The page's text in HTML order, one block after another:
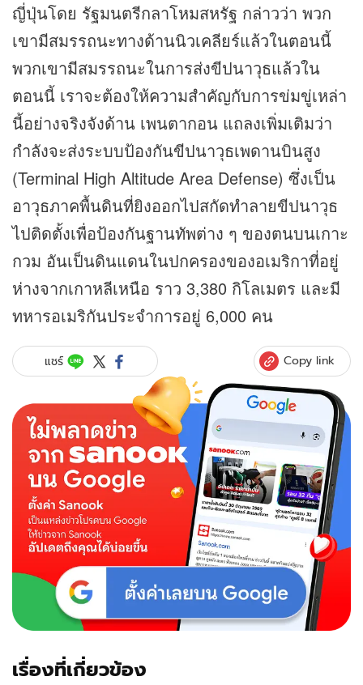
ญี่ปุ่นโดย รัฐมนตรีกลาโหมสหรัฐ กล่าวว่า พวก
เขามีสมรรถนะทางด้านนิวเคลียร์แล้วในตอนนี้
พวกเขามีสมรรถนะในการส่งขีปนาวุธแล้วใน
ตอนนี้ เราจะต้องให้ความสำคัญกับการข่มขู่เหล่า
นี้อย่างจริงจังด้าน เพนตากอน แถลงเพิ่มเติมว่า
กำลังจะส่งระบบป้องกันขีปนาวุธเพดานบินสูง
(Terminal High Altitude Area Defense) ซึ่งเป็น
อาวุธภาคพื้นดินที่ยิงออกไปสกัดทำลายขีปนาวุธ
ไปติดตั้งเพื่อป้องกันฐานทัพต่าง ๆ ของตนบนเกาะ
กวม อันเป็นดินแดนในปกครองของอเมริกาที่อยู่
ห่างจากเกาหลีเหนือ ราว 3,380 กิโลเมตร และมี
ทหารอเมริกันประจำการอยู่ 6,000 คน
แชร์ Copy link
เรื่องที่เกี่ยวข้อง